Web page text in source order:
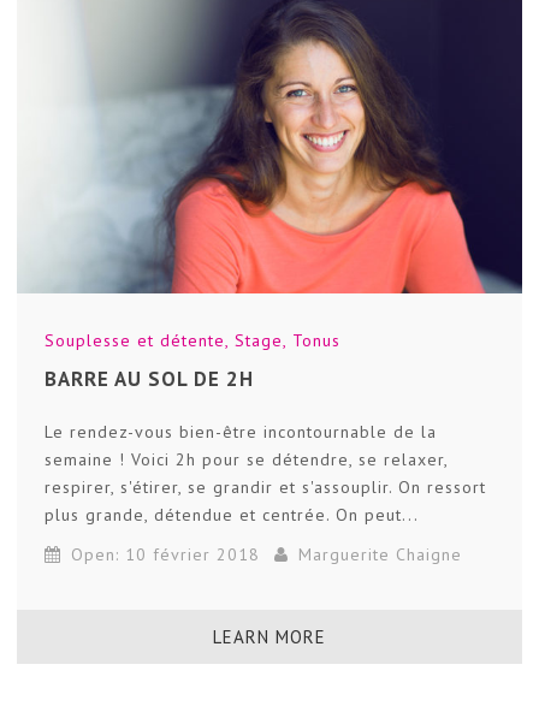
Souplesse et détente,Stage, Tonus
BARRE AU SOL DE 2H
Le rendez-vous bien-être incontournable de la
semaine ! Voici 2h pour se détendre, se relaxer,
respirer, s'étirer, se grandir et s'assouplir. On ressort
plus grande, détendue et centrée. On peut...
Open: 10 février 2018
Marguerite Chaigne
LEARN MORE